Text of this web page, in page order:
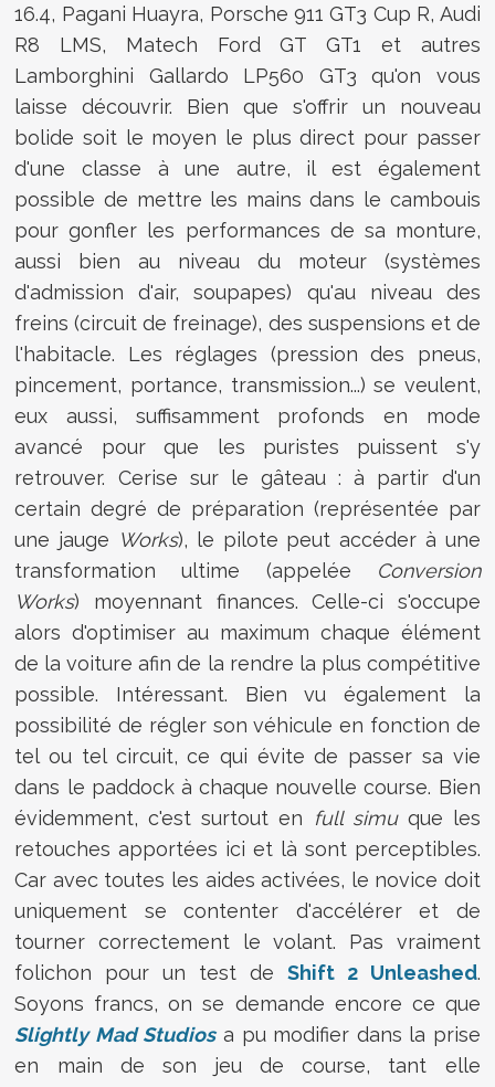
16.4, Pagani Huayra, Porsche 911 GT3 Cup R, Audi
R8 LMS, Matech Ford GT GT1 et autres
Lamborghini Gallardo LP560 GT3 qu'on vous
laisse découvrir. Bien que s'offrir un nouveau
bolide soit le moyen le plus direct pour passer
d'une classe à une autre, il est également
possible de mettre les mains dans le cambouis
pour gonfler les performances de sa monture,
aussi bien au niveau du moteur (systèmes
d'admission d'air, soupapes) qu'au niveau des
freins (circuit de freinage), des suspensions et de
l'habitacle. Les réglages (pression des pneus,
pincement, portance, transmission...) se veulent,
eux aussi, suffisamment profonds en mode
avancé pour que les puristes puissent s'y
retrouver. Cerise sur le gâteau : à partir d'un
certain degré de préparation (représentée par
une jauge Works), le pilote peut accéder à une
transformation ultime (appelée
Conversion
Works) moyennant finances. Celle-ci s'occupe
alors d'optimiser au maximum chaque élément
de la voiture afin de la rendre la plus compétitive
possible. Intéressant. Bien vu également la
possibilité de régler son véhicule en fonction de
tel ou tel circuit, ce qui évite de passer sa vie
dans le paddock à chaque nouvelle course. Bien
évidemment, c'est surtout en
full simuque les
retouches apportées ici et là sont perceptibles.
Car avec toutes les aides activées, le novice doit
uniquement se contenter d'accélérer et de
tourner correctement le volant. Pas vraiment
folichon pour un test de Shift 2 Unleashed.
Soyons francs, on se demande encore ce que
Slightly Mad Studiosa pu modifier dans la prise
en main de son jeu de course, tant elle